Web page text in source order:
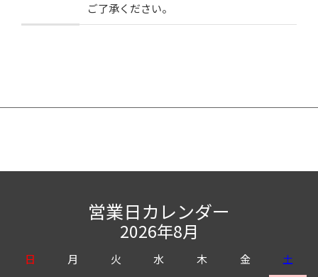
ご了承ください。
営業日カレンダー
2026年8月
日 月 火 水 木 金
土